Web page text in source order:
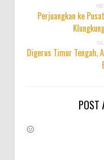
Perjuangkan ke
Digerus Timur Tengah,
POST